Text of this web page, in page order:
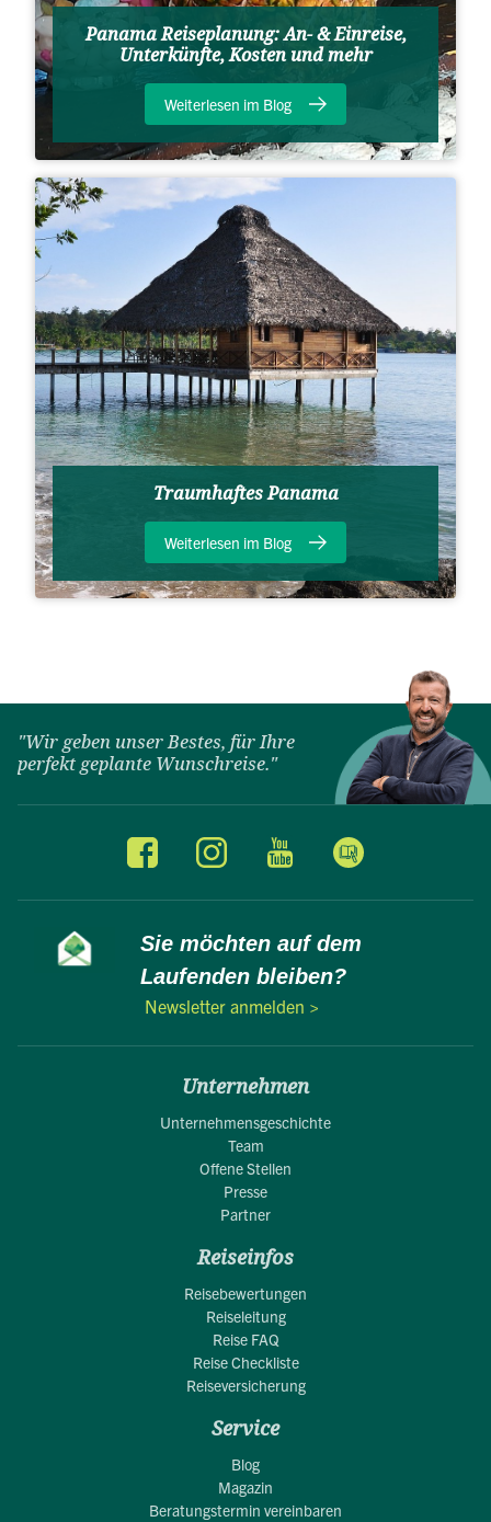
Panama Reiseplanung: An- & Einreise,
Unterkünfte, Kosten und mehr
Weiterlesen im Blog
Traumhaftes Panama
Weiterlesen im Blog
"Wir geben unser Bestes, für Ihre
perfekt geplante Wunschreise."
Sie möchten auf dem
Laufenden bleiben?
Newsletter anmelden >
Unternehmen
Unternehmensgeschichte
Team
Offene Stellen
Presse
Partner
Reiseinfos
Reisebewertungen
Reiseleitung
Reise FAQ
Reise Checkliste
Reiseversicherung
Service
Blog
Magazin
Beratungstermin vereinbaren